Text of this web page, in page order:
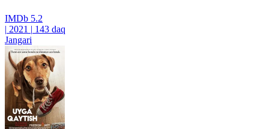
IMDb 5.2
| 2021 | 143 daq
Jangari